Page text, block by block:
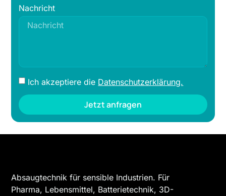
Nachricht
Ich akzeptiere die Datenschutzerklärung.
Jetzt anfragen
Absaugtechnik für sensible Industrien. Für
Pharma, Lebensmittel, Batterietechnik, 3D-